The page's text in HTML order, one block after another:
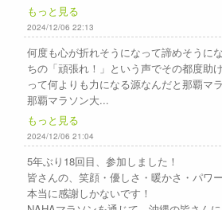
もっと見る
2024/12/06 22:13
何度も心が折れそうになって諦めそうに
ちの「頑張れ！」という声でその都度助
って何よりも力になる源なんだと那覇マ
那覇マラソン大...
もっと見る
2024/12/06 21:04
5年ぶり18回目、参加しました！
皆さんの、笑顔・優しさ・暖かさ・パワ
本当に感謝しかないです！